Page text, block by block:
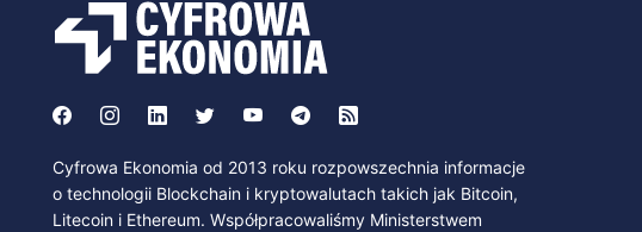
Cyfrowa Ekonomia od 2013 roku rozpowszechnia informacje
o technologii Blockchain i kryptowalutach takich jak Bitcoin,
Litecoin i Ethereum. Współpracowaliśmy Ministerstwem